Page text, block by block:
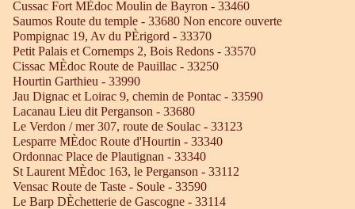
Cussac Fort MÈdoc Moulin de Bayron - 33460
Saumos Route du temple - 33680 Non encore ouverte
Pompignac 19, Av du PÈrigord - 33370
Petit Palais et Cornemps 2, Bois Redons - 33570
Cissac MÈdoc Route de Pauillac - 33250
Hourtin Garthieu - 33990
Jau Dignac et Loirac 9, chemin de Pontac - 33590
Lacanau Lieu dit Perganson - 33680
Le Verdon / mer 307, route de Soulac - 33123
Lesparre MÈdoc Route d'Hourtin - 33340
Ordonnac Place de Plautignan - 33340
St Laurent MÈdoc 163, le Perganson - 33112
Vensac Route de Taste - Soule - 33590
Le Barp DÈchetterie de Gascogne - 33114